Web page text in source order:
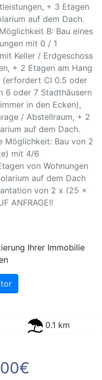
+ 3 Etagen
auf dem Dach.
B: Bau eines
mit 0 / 1
Keller / Erdgeschoss
+ 2 Etagen am Hang
(erfordert CI 0.5 oder
6 oder 7 Stadthäusern
in den Ecken),
/ Abstellraum, + 2
auf dem Dach.
Bau von 2
mit 4/6
von Wohnungen
auf dem Dach
von 2 x (25 x
ANFRAGE!!
Ihrer Immobilie
0.1 km